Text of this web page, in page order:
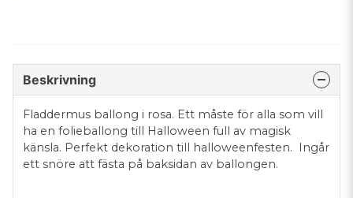
Beskrivning
Fladdermus ballong i rosa. Ett måste för alla som vill
ha en folieballong till Halloween full av magisk
känsla. Perfekt dekoration till halloweenfesten. Ingår
ett snöre att fästa på baksidan av ballongen.